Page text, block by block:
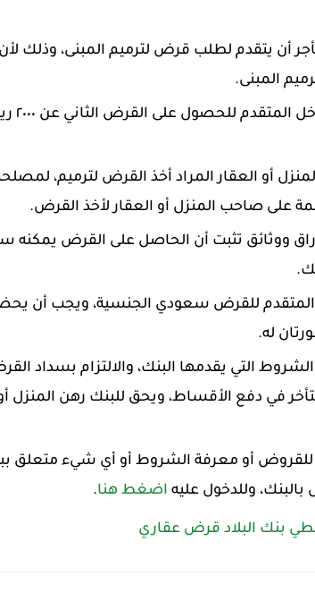
أن يتقدم لطلب قرض لترميم المبنى، وذلك
المبنى.
يجب
أو العقار المراد أخذ القرض لترميم،
على صاحب المنزل أو العقار لأخذ القرض.
ووثائق تثبت أن الحاصل على القرض يمكنه
للقرض سعودي الجنسية، ويجب أن
له.
التي يقدمها البنك، والالتزام بسداد
في دفع الأقساط، ويحق للبنك رهن
للقروض أو معرفة الشروط أو أي شيء متعلق
بالبنك، وللدخول عليه اضغط هنا.
بنك البلاد قرض عقاري